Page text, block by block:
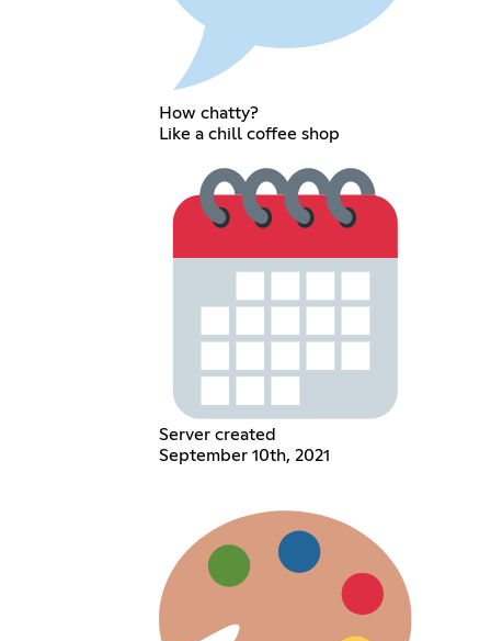
How chatty?
Like a chill coffee shop
Server created
September 10th, 2021